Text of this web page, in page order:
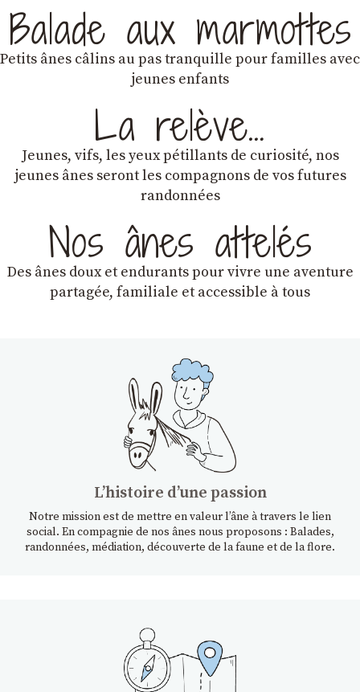
Balade aux marmottes
Petits ânes câlins au pas tranquille pour familles avec
jeunes enfants
La relève…
Jeunes, vifs, les yeux pétillants de curiosité, nos
jeunes ânes seront les compagnons de vos futures
randonnées
Nos ânes attelés
Des ânes doux et endurantspour vivre une aventure
partagée, familiale et accessible à tous
Lʼhistoire dʼune passion
Notre mission est de mettre en valeur l’âne à travers le lien
social. En compagnie de nos ânes nous proposons : Balades,
randonnées, médiation, découverte de la faune et de la flore.